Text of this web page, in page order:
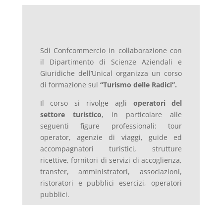
Sdi Confcommercio in collaborazione con
il Dipartimento di Scienze Aziendali e
Giuridiche dell’Unical organizza un corso
di formazione sul “Turismo delle Radici”.
Il corso si rivolge agli operatori del
settore turistico, in particolare alle
seguenti figure professionali: tour
operator, agenzie di viaggi, guide ed
accompagnatori turistici, strutture
ricettive, fornitori di servizi di accoglienza,
transfer, amministratori, associazioni,
ristoratori e pubblici esercizi, operatori
pubblici.